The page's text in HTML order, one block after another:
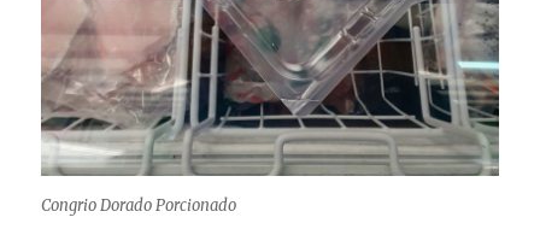
Congrio Dorado Porcionado